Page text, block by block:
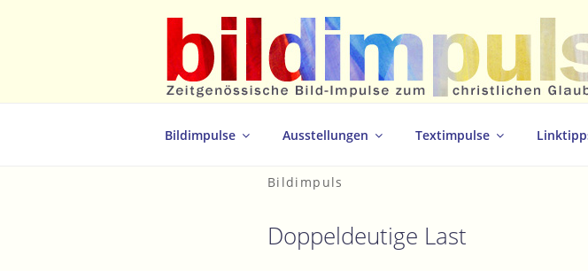
Bildimpulse Ausstellungen Textimpulse
Bildimpuls
Doppeldeutige Last